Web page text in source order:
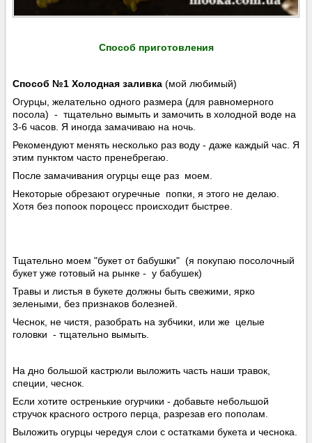
Способ приготовления
Способ №1 Холодная заливка (мой любимый)
Огурцы, желательно одного размера (для равномерного
посола) - тщательно вымыть и замочить в холодной воде на
3-6 часов. Я иногда замачиваю на ночь.
Рекомендуют менять несколько раз воду - даже каждый час. Я
этим пунктом часто пренебрегаю.
После замачивания огурцы еще раз моем.
Некоторые обрезают огуречные попки, я этого не делаю.
Хотя без попоок пороцесс происходит быстрее.
Тщательно моем "букет от бабушки" (я покупаю посолочный
букет уже готовый на рынке - у бабушек)
Травы и листья в букете должны быть свежими, ярко
зелеными, без признаков болезней.
Чеснок, не чистя, разобрать на зубчики, или же целые
головки - тщательно вымыть.
На дно большой кастрюли выложить часть наши травок,
специи, чеснок.
Если хотите остренькие огурчики - добавьте небольшой
стручок красного острого перца, разрезав его пополам.
Выложить огурцы чередуя слои с остатками букета и чеснока.